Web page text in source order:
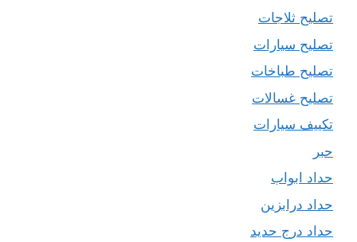
تصليح ثلاجات
تصليح سيارات
تصليح طباخات
تصليح غسالات
تكييف سيارات
حبر
حداد ابواب
حداد درابزين
حداد درج حديد